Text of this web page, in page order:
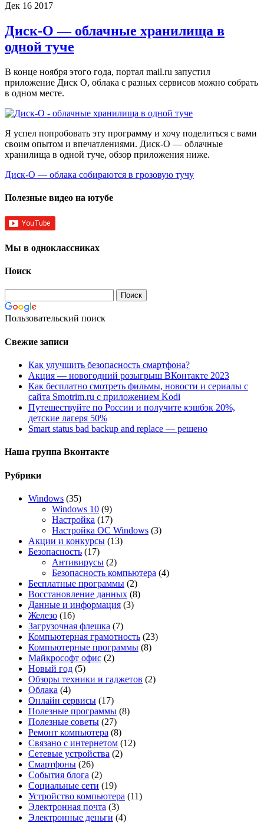
Дек 16 2017
Диск-О — облачные хранилища в
одной туче
В конце ноября этого года, портал mail.ru запустил
приложение Диск О, облака с разных сервисов можно собрать
в одном месте.
Я успел попробовать эту программу и хочу поделиться с вами
своим опытом и впечатлениями. Диск-О — облачные
хранилища в одной туче, обзор приложения ниже.
Диск-О — облака собираются в грозовую тучу
Полезные видео на ютубе
Мы в одноклассниках
Поиск
Пользовательский поиск
Свежие записи
Как улучшить безопасность смартфона?
Акция — новогодний розыгрыш ВКонтакте 2023
Как бесплатно смотреть фильмы, новости и сериалы с
сайта Smotrim.ru с приложением Kodi
Путешествуйте по России и получите кэшбэк 20%,
детские лагеря 50%
Smart status bad backup and replace — решено
Наша группа Вконтакте
Рубрики
Windows (35)
Windows 10 (9)
Настройка (17)
Настройка ОС Windows (3)
Акции и конкурсы (13)
Безопасность (17)
Антивирусы (2)
Безопасность компьютера (4)
Бесплатные программы (2)
Восстановление данных (8)
Данные и информация (3)
Железо (16)
Загрузочная флешка (7)
Компьютерная грамотность (23)
Компьютерные программы (8)
Майкрософт офис (2)
Новый год (5)
Обзоры техники и гаджетов (2)
Облака (4)
Онлайн сервисы (17)
Полезные программы (8)
Полезные советы (27)
Ремонт компьютера (8)
Связано с интернетом (12)
Сетевые устройства (2)
Смартфоны (26)
События блога (2)
Социальные сети (19)
Устройство компьютера (11)
Электронная почта (3)
Электронные деньги (4)